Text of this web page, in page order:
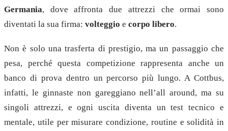
Germania, dove affronta due attrezzi che ormai sono
diventati la sua firma: volteggio e corpo libero.
Non è solo una trasferta di prestigio, ma un passaggio che
pesa, perché questa competizione rappresenta anche un
banco di prova dentro un percorso più lungo. A Cottbus,
infatti, le ginnaste non gareggiano nell’all around, ma su
singoli attrezzi, e ogni uscita diventa un test tecnico e
mentale, utile per misurare condizione, routine e solidità in